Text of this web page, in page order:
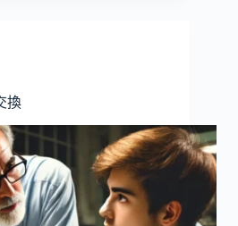
換